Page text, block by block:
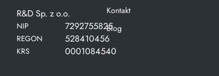
R&D Sp. z o.o.
NIP 7292755825
REGON 528410456
KRS 0001084540
Kontakt
Blog